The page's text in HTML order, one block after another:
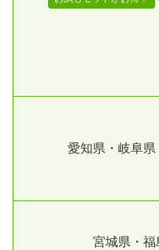
愛知県・岐阜県
宮城県・福